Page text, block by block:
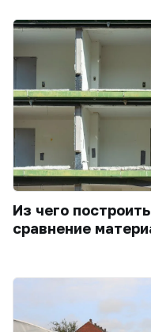
Из чего
сравнение